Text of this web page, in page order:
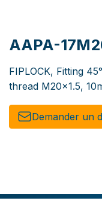
AAPA-
FIPLOCK, Fitting
thread M20x1.5,
Demander un